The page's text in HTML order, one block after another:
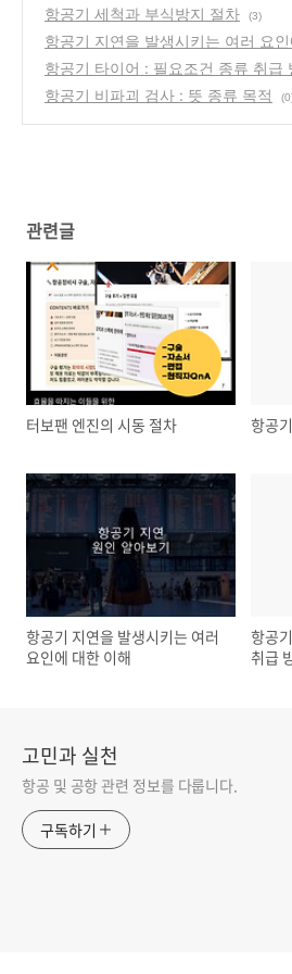
항공기 세척과 부식방지 절차 (3)
항공기 지연을 발생시키는 여러 요
이해
(0)
항공기 타이어 : 필요조건 종류 취급
항공기 비파괴 검사 : 뜻 종류 목적
관련글
터보팬 엔진의 시동 절차 항공
항공기 지연을 발생시키는 여러
요인에 대한 이해
항공
취급
고민과 실천
항공 및 공항 관련 정보를 다룹니다.
구독하기